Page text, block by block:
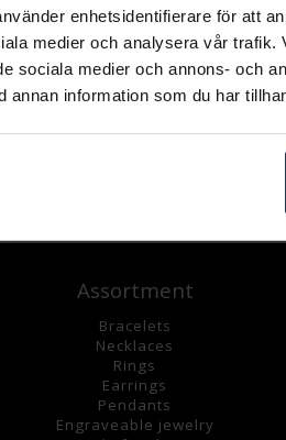
enhetsidentifierare för att
medier och analysera vår trafik.
sociala medier och annons- och
annan information som du har
Assortment
Bracelets
Necklaces
Rings
Earrings
Pendants
Engraveable jewelry